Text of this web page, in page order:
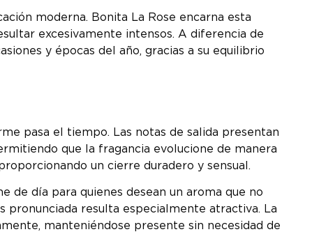
moderna. Bonita La Rose encarna esta
excesivamente intensos. A diferencia de
y épocas del año, gracias a su equilibrio
pasa el tiempo. Las notas de salida presentan
que la fragancia evolucione de manera
un cierre duradero y sensual.
de día para quienes desean un aroma que no
pronunciada resulta especialmente atractiva. La
manteniéndose presente sin necesidad de